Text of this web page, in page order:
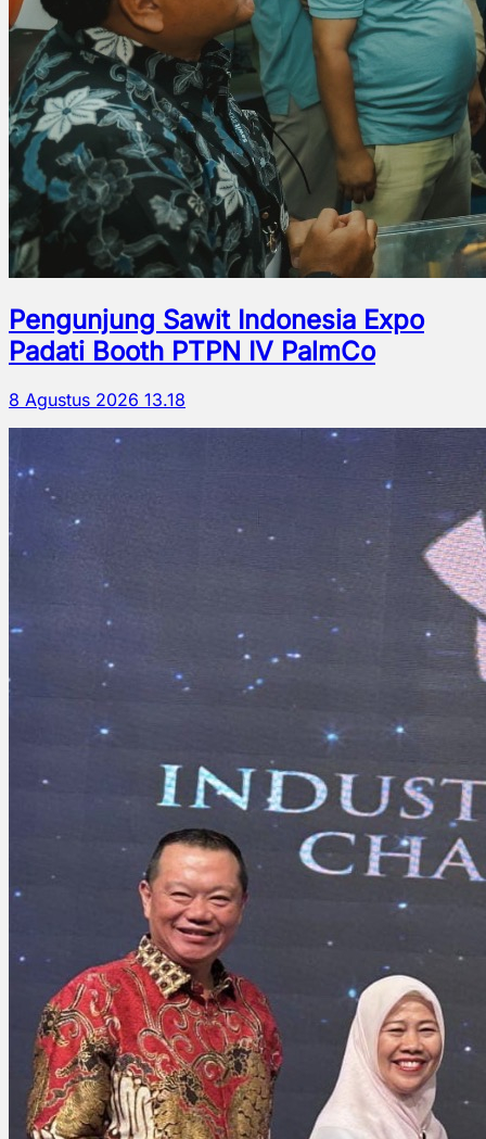
Pengunjung Sawit Indonesia Expo
Padati Booth PTPN IV PalmCo
8 Agustus 2026 13.18